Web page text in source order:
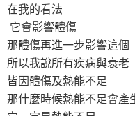
在我的看法
它會影響體傷
那體傷再進一步影響這個
所以我說所有疾病與衰老
皆因體傷及熱能不足
那什麼時候熱能不足會產